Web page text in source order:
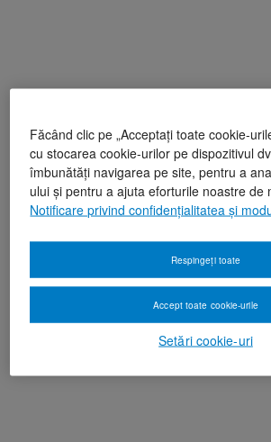
Făcând clic pe „Acceptați toate cookie-
cu stocarea cookie-urilor pe dispozitivul
îmbunătăți navigarea pe site, pentru a
ului și pentru a ajuta eforturile noastre de
Notificare privind confidențialitatea și
Setări cookie-uri
Respingeți toate
Accept toate cookie-urile